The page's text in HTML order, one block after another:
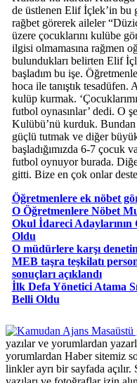
de üstlenen Elif İçlek’in bu
rağbet görerek aileler
üzere çocuklarını kulübe
ilgisi olmamasına rağmen
bulundukları belirten Elif
başladım bu işe.
hoca ile tanıştık
kulüp kurmak.
futbol oynasınlar’ dedi. O
Kulübü’nü kurduk. Bundan
güçlü tutmak ve diğer
başladığımızda 6-7 çocuk
futbol oynuyor burada.
gitti. Bize en çok onlar
Öğretmenlere ek nöbet
O Öğretmenlere Nöbet
Okul İdareci Adaylarının
Oldu
O müdürlere karşı
MEB taşra teşkilatı
sonuçları açıklandı
İlk Defa Yönetici Atama
Belli Oldu
Masaüstü
yazılar ve yorumlardan
yorumlardan Haber sitemiz
linkler ayrı bir sayfada